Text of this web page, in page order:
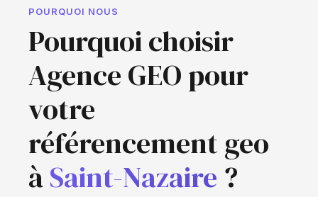
POURQUOI NOUS
Pourquoi choisir
Agence GEO pour
votre
référencement geo
àSaint-Nazaire ?